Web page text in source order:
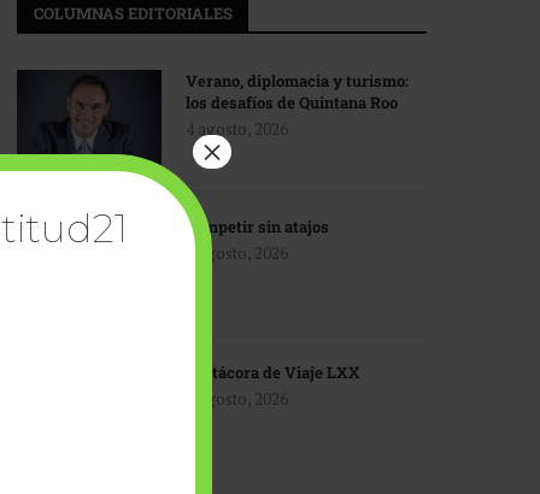
COLUMNAS EDITORIALES
Verano, diplomacia y turismo:
los desafíos de Quintana Roo
4 agosto, 2026
Competir sin atajos
4 agosto, 2026
Bitácora de Viaje LXX
3 agosto, 2026
×